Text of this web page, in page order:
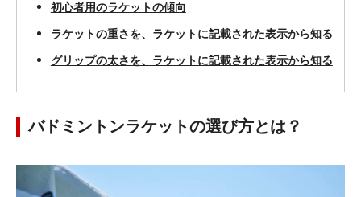
初心者用のラケットの傾向
ラケットの重さを、ラケットに記載された表示から知る
グリップの太さを、ラケットに記載された表示から知る
バドミントンラケットの選び方とは？